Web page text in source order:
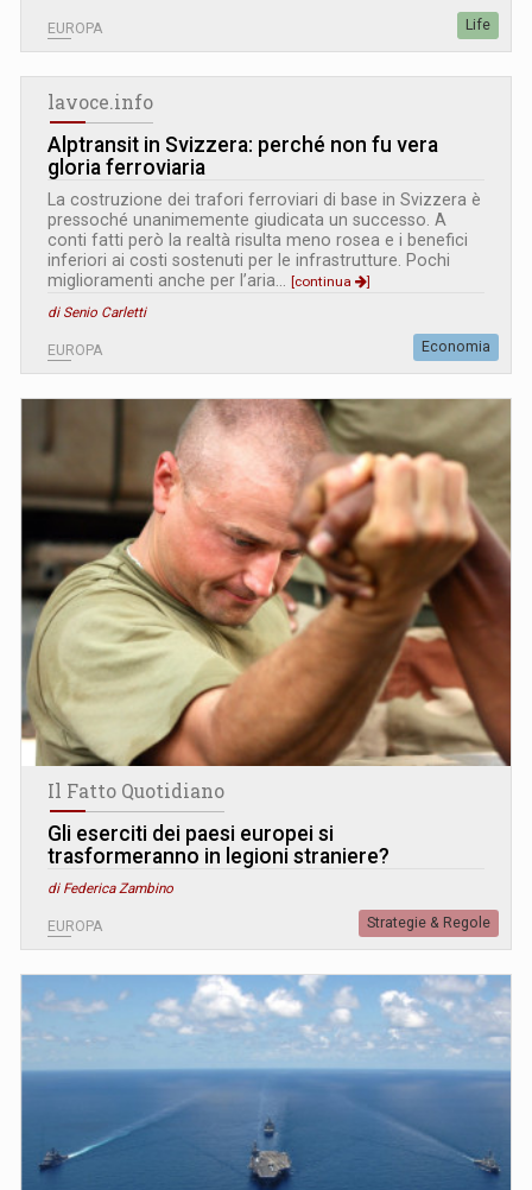
EUROPA Life
lavoce.info
Alptransit in Svizzera: perché non fu vera
gloria ferroviaria
La costruzione dei trafori ferroviari di base in Svizzera è
pressoché unanimemente giudicata un successo. A
conti fatti però la realtà risulta meno rosea e i benefici
inferiori ai costi sostenuti per le infrastrutture. Pochi
miglioramenti anche per l’aria… [continua
]
di Senio Carletti
EUROPA Economia
Il Fatto Quotidiano
Gli eserciti dei paesi europei si
trasformeranno in legioni straniere?
di Federica Zambino
EUROPA Strategie & Regole